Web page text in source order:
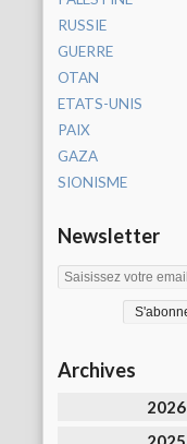
RUSSIE
GUERRE
OTAN
ETATS-UNIS
PAIX
GAZA
SIONISME
Newsletter
Archives
2026